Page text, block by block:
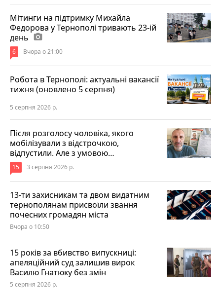
Мітинги на підтримку Михайла
Федорова у Тернополі тривають 23-ій
день photo_camera
6 Вчора о 21:00
Робота в Тернополі: актуальні вакансії
тижня (оновлено 5 серпня)
5 серпня 2026 р.
Після розголосу чоловіка, якого
мобілізували з відстрочкою,
відпустили. Але з умовою…
15 3 серпня 2026 р.
13-ти захисникам та двом видатним
тернополянам присвоїли звання
почесних громадян міста
Вчора о 10:50
15 років за вбивство випускниці:
апеляційний суд залишив вирок
Василю Гнатюку без змін
5 серпня 2026 р.